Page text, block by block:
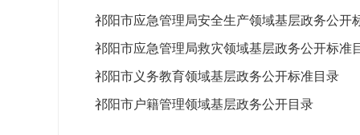
祁阳市应急管理局安全生产领域基层政务公开
祁阳市应急管理局救灾领域基层政务公开标准
祁阳市义务教育领域基层政务公开标准目录
祁阳市户籍管理领域基层政务公开目录